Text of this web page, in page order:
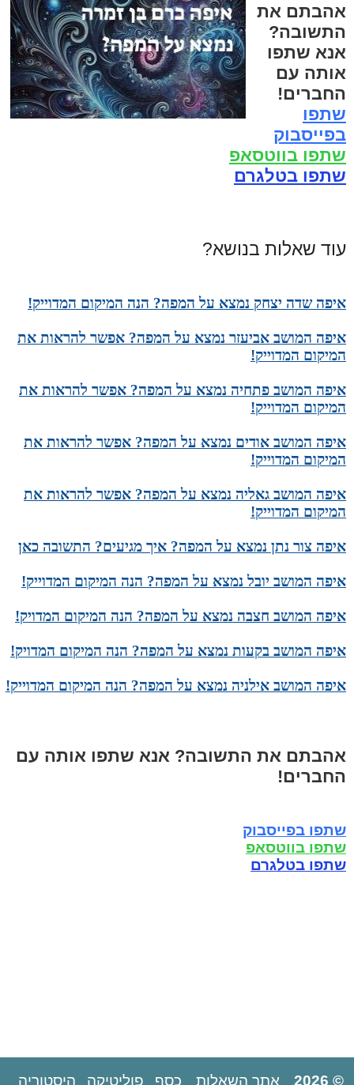
אהבתם את
התשובה?
אנא שתפו
אותה עם
החברים!
שתפו
בפייסבוק
שתפו בווטסאפ
שתפו בטלגרם
עוד שאלות בנושא?
איפה שדה יצחק נמצא על המפה? הנה המיקום המדוייק!
איפה המושב אביעזר נמצא על המפה? אפשר להראות את
המיקום המדוייק!
איפה המושב פתחיה נמצא על המפה? אפשר להראות את
המיקום המדוייק!
איפה המושב אודים נמצא על המפה? אפשר להראות את
המיקום המדוייק!
איפה המושב גאליה נמצא על המפה? אפשר להראות את
המיקום המדוייק!
איפה צור נתן נמצא על המפה? איך מגיעים? התשובה כאן
איפה המושב יובל נמצא על המפה? הנה המיקום המדוייק!
איפה המושב חצבה נמצא על המפה? הנה המיקום המדויק!
איפה המושב בקעות נמצא על המפה? הנה המיקום המדויק!
איפה המושב אילניה נמצא על המפה? הנה המיקום המדוייק!
אהבתם את התשובה? אנא שתפו אותה עם
החברים!
שתפו בפייסבוק
שתפו בווטסאפ
שתפו בטלגרם
© 2026 אתר השאלות כסף פוליטיקה היסטוריה